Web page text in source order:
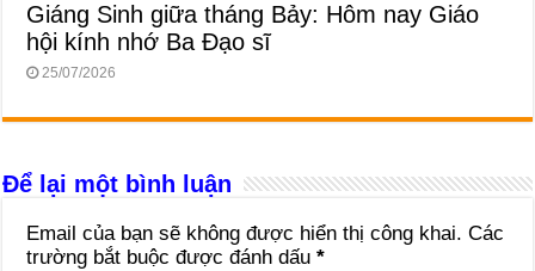
Giáng Sinh giữa tháng Bảy: Hôm nay Giáo
hội kính nhớ Ba Đạo sĩ
25/07/2026
Để lại một bình luận
Email của bạn sẽ không được hiển thị công khai. Các
trường bắt buộc được đánh dấu*